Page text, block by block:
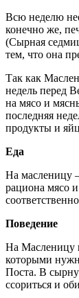
Всю неделю
конечно же,
(Сырная
тем, что она
Так как
недель перед
на мясо и
последняя
продукты и
Еда
На масленицу
рациона мясо
Поведение
На Масленицу
которыми
Поста. В
ссориться и